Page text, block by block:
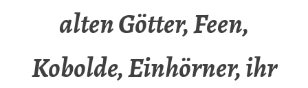
alten Götter, Feen,
Kobolde, Einhörner, ihr